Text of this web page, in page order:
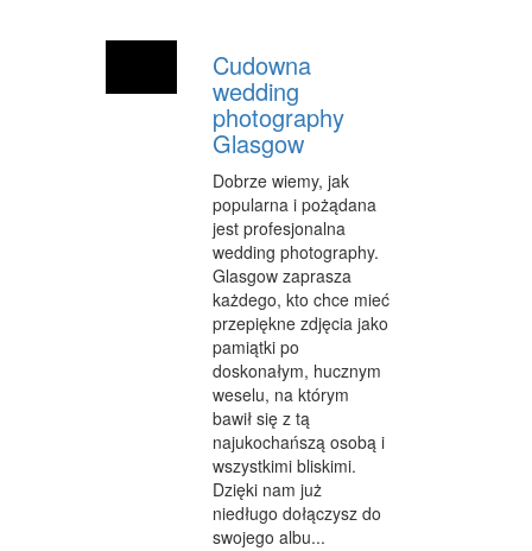
WYPOCZYNEK
URODA
DIETETYKA, ODCHUDZANIE
KOSMETYKI
LECZENIE
SALONY KOSMETYCZNE
SPRZĘT MEDYCZNY
SOFTWARE
OPROGRAMOWANIE
STRONY INTERNETOWE
KONTAKT
Cudowna
wedding
photography
Glasgow
Dobrze wiemy, jak
popularna i pożądana
jest profesjonalna
wedding photography.
Glasgow zaprasza
każdego, kto chce mieć
przepiękne zdjęcia jako
pamiątki po
doskonałym, hucznym
weselu, na którym
bawił się z tą
najukochańszą osobą i
wszystkimi bliskimi.
Dzięki nam już
niedługo dołączysz do
swojego albu...